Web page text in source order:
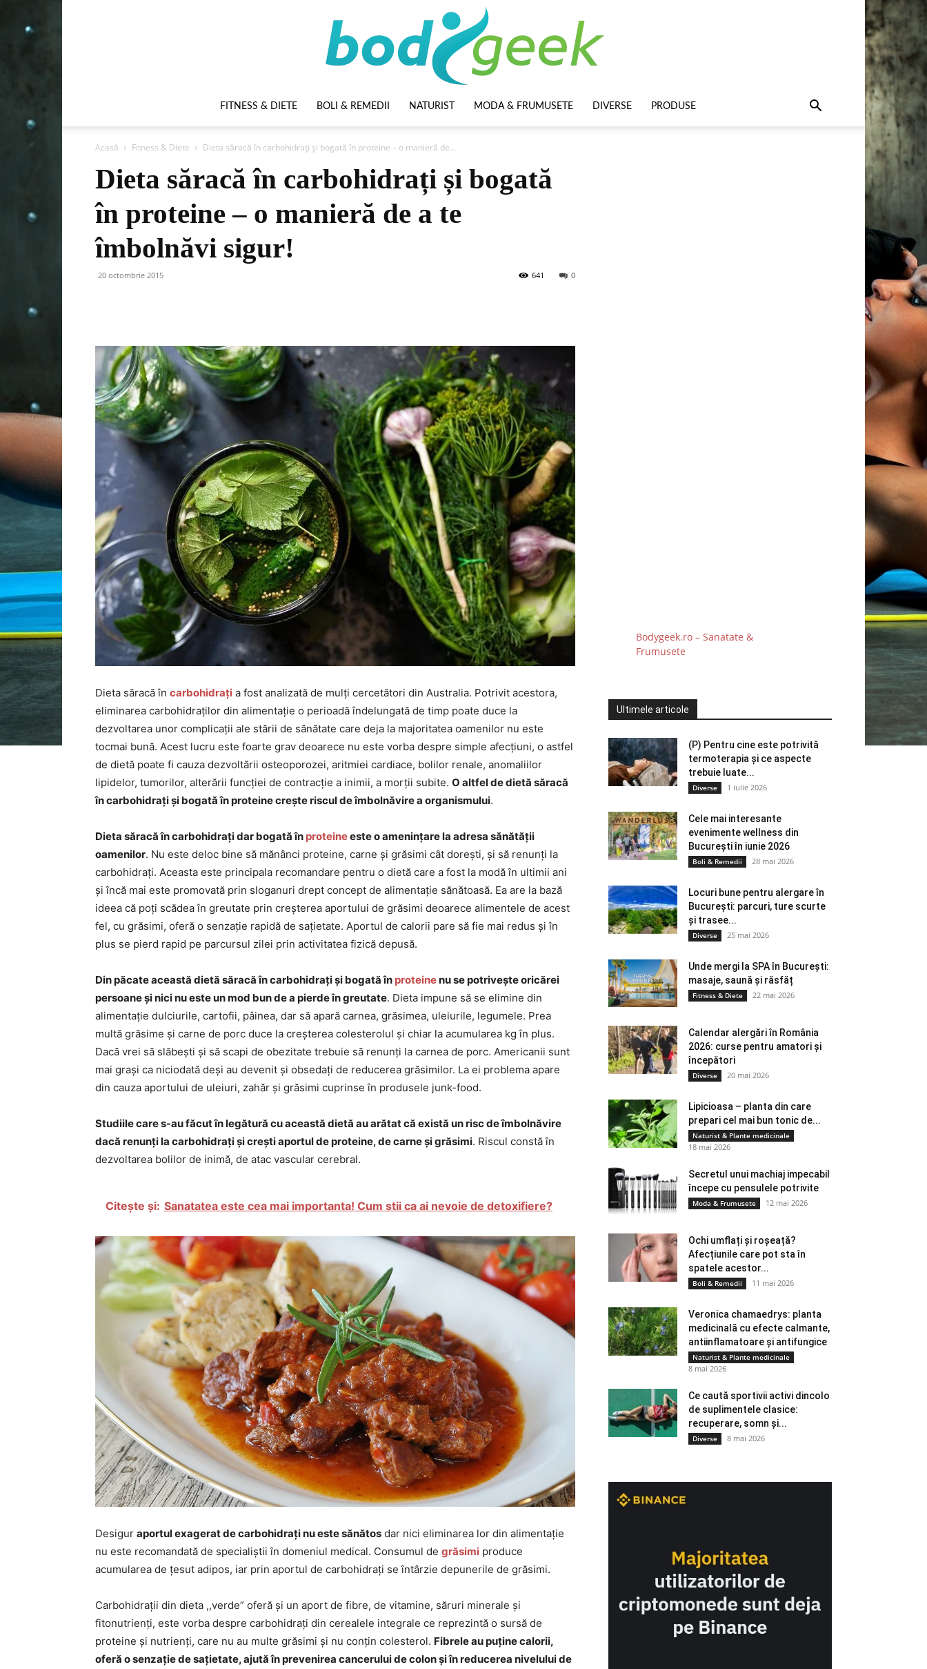
FITNESS & DIETE BOLI & REMEDII NATURIST MODA & FRUMUSETE DIVERSE PRODUSE
Acasă Fitness & Diete Dieta săracă în carbohidrați și bogată în proteine – o manieră de...
Dieta săracă în carbohidrați și bogată
în proteine – o manieră de a te
îmbolnăvi sigur!
20 octombrie 2015 0
641
Dieta săracă în carbohidrați a fost analizată de mulți cercetători din Australia. Potrivit acestora,
eliminarea carbohidraților din alimentație o perioadă îndelungată de timp poate duce la
dezvoltarea unor complicații ale stării de sănătate care deja la majoritatea oamenilor nu este
tocmai bună. Acest lucru este foarte grav deoarece nu este vorba despre simple afecțiuni, o astfel
de dietă poate fi cauza dezvoltării osteoporozei, aritmiei cardiace, bolilor renale, anomaliilor
lipidelor, tumorilor, alterării funcției de contracție a inimii, a morții subite. O altfel de dietă săracă
în carbohidrați și bogată în proteine crește riscul de îmbolnăvire a organismului.
Dieta săracă în carbohidrați dar bogată în proteineeste o amenințare la adresa sănătății
oamenilor. Nu este deloc bine să mănânci proteine, carne și grăsimi cât dorești, și să renunți la
carbohidrați. Aceasta este principala recomandare pentru o dietă care a fost la modă în ultimii ani
și încă mai este promovată prin sloganuri drept concept de alimentație sănătoasă. Ea are la bază
ideea că poți scădea în greutate prin creșterea aportului de grăsimi deoarece alimentele de acest
fel, cu grăsimi, oferă o senzație rapidă de sațietate. Aportul de calorii pare să fie mai redus și în
plus se pierd rapid pe parcursul zilei prin activitatea fizică depusă.
Din păcate această dietă săracă în carbohidrați și bogată în proteinenu se potrivește oricărei
persoane și nici nu este un mod bun de a pierde în greutate. Dieta impune să se elimine din
alimentație dulciurile, cartofii, pâinea, dar să apară carnea, grăsimea, uleiurile, legumele. Prea
multă grăsime și carne de porc duce la creșterea colesterolul și chiar la acumularea kg în plus.
Dacă vrei să slăbești și să scapi de obezitate trebuie să renunți la carnea de porc. Americanii sunt
mai grași ca niciodată deși au devenit și obsedați de reducerea grăsimilor. La ei problema apare
din cauza aportului de uleiuri, zahăr și grăsimi cuprinse în produsele junk-food.
Studiile care s-au făcut în legătură cu această dietă au arătat că există un risc de îmbolnăvire
dacă renunți la carbohidrați și crești aportul de proteine, de carne și grăsimi. Riscul constă în
dezvoltarea bolilor de inimă, de atac vascular cerebral.
Citește și: Sanatatea este cea mai importanta! Cum stii ca ai nevoie de detoxifiere?
Desigur aportul exagerat de carbohidrați nu este sănătos dar nici eliminarea lor din alimentație
nu este recomandată de specialiștii în domeniul medical. Consumul de grăsimi produce
acumularea de țesut adipos, iar prin aportul de carbohidrați se întârzie depunerile de grăsimi.
Carbohidrații din dieta ,,verde” oferă și un aport de fibre, de vitamine, săruri minerale și
fitonutrienți, este vorba despre carbohidrați din cerealele integrale ce reprezintă o sursă de
proteine și nutrienți, care nu au multe grăsimi și nu conțin colesterol. Fibrele au puține calorii,
oferă o senzație de sațietate, ajută în prevenirea cancerului de colon și în reducerea nivelului de
Bodygeek.ro – Sanatate &
Frumusete
Ultimele articole
(P) Pentru cine este potrivită
termoterapia și ce aspecte
trebuie luate...
Diverse 1 iulie 2026
Cele mai interesante
evenimente wellness din
București în iunie 2026
Boli & Remedii 28 mai 2026
Locuri bune pentru alergare în
București: parcuri, ture scurte
și trasee...
Diverse 25 mai 2026
Unde mergi la SPA în București:
masaje, saună și răsfăț
Fitness & Diete 22 mai 2026
Calendar alergări în România
2026: curse pentru amatori și
începători
Diverse 20 mai 2026
Lipicioasa – planta din care
prepari cel mai bun tonic de...
Naturist & Plante medicinale
18 mai 2026
Secretul unui machiaj impecabil
începe cu pensulele potrivite
Moda & Frumusete 12 mai 2026
Ochi umflați și roșeață?
Afecțiunile care pot sta în
spatele acestor...
Boli & Remedii 11 mai 2026
Veronica chamaedrys: planta
medicinală cu efecte calmante,
antiinflamatoare și antifungice
Naturist & Plante medicinale
8 mai 2026
Ce caută sportivii activi dincolo
de suplimentele clasice:
recuperare, somn și...
Diverse 8 mai 2026